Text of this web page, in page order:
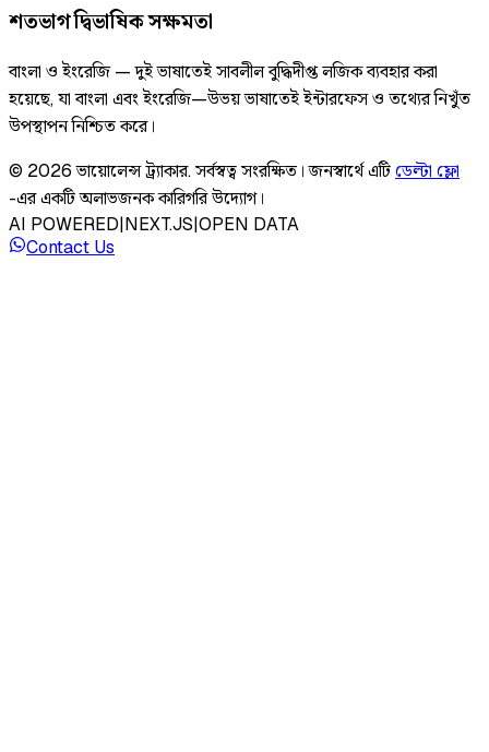
শতভাগ দ্বিভাষিক সক্ষমতা
বাংলা ও ইংরেজি — দুই ভাষাতেই সাবলীল বুদ্ধিদীপ্ত লজিক ব্যবহার করা
হয়েছে, যা বাংলা এবং ইংরেজি—উভয় ভাষাতেই ইন্টারফেস ও তথ্যের নিখুঁত
উপস্থাপন নিশ্চিত করে।
© 2026 ভায়োলেন্স ট্র্যাকার.সর্বস্বত্ব সংরক্ষিত। জনস্বার্থে এটিডেল্টা ফ্লো
-এর একটি অলাভজনক কারিগরি উদ্যোগ।
AI POWERED|NEXT.JS|OPEN DATA
Contact Us